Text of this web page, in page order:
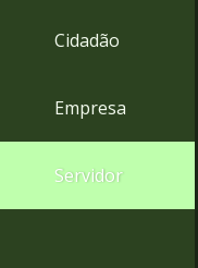
menu
para
Cidadão
Empresa
Servidor